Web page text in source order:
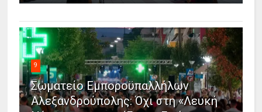
9
Σωματείο Εμποροϋπαλλήλων
Αλεξανδρούπολης: Όχι στη «Λευκή